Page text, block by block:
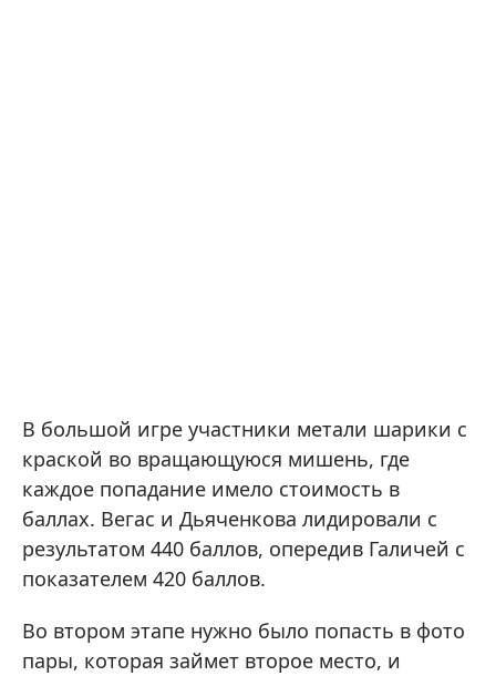
В большой игре участники метали шарики с
краской во вращающуюся мишень, где
каждое попадание имело стоимость в
баллах. Вегас и Дьяченкова лидировали с
результатом 440 баллов, опередив Галичей с
показателем 420 баллов.
Во втором этапе нужно было попасть в фото
пары, которая займет второе место, и